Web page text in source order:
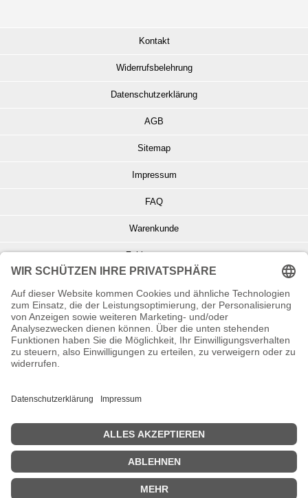
Kontakt
Widerrufsbelehrung
Datenschutzerklärung
AGB
Sitemap
Impressum
FAQ
Warenkunde
Zahlungsarten
Info zu Elektro- u. Elektronikgeräten
Batterieentsorgung
Informationen zur Echtheit von Kundenbewertungen
© Copyright 2026 Wohnambiente-Shop